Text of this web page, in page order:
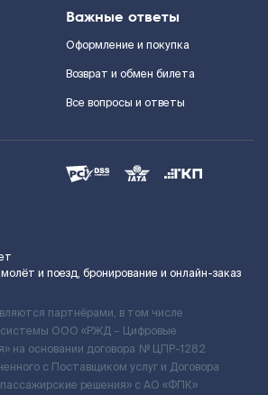
Важные ответы
Оформление и покупка
Возврат и обмен билета
Все вопросы и ответы
и поезд, бронирование и онлайн-заказ
партнёрами, в том числе
системы ООО «РЖД – Цифровые
на основании договора № ЦПР-1282
с Поставщиком услуг и Договора
решения» c АО «ФПК»